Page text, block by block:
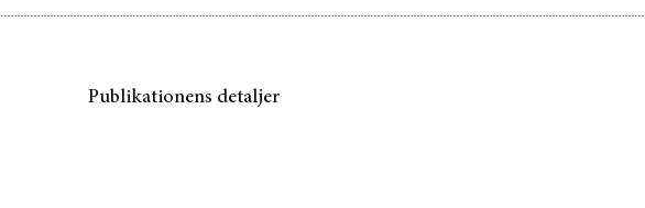
Publikationens detaljer